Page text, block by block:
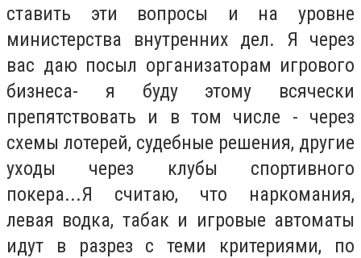
ставить эти вопросы и на уровне
министерства внутренних дел. Я через
вас даю посыл организаторам игрового
бизнеса- я буду этому всячески
препятствовать и в том числе - через
схемы лотерей, судебные решения, другие
уходы через клубы спортивного
покера...Я считаю, что наркомания,
левая водка, табак и игровые автоматы
идут в разрез с теми критериями, по